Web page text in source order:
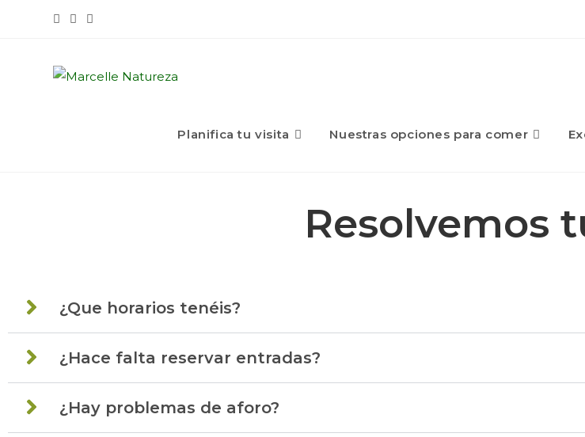
Planifica tu visita Nuestras opciones para comer
Resolvemos
¿Que horarios tenéis?
¿Hace falta reservar entradas?
¿Hay problemas de aforo?